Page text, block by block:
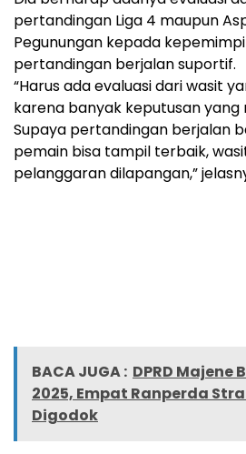
pertandingan Liga 4 maupun
Pegunungan kepada
pertandingan berjalan suportif.
“Harus ada evaluasi dari wasit
karena banyak keputusan yang
Supaya pertandingan berjalan
pemain bisa tampil terbaik,
pelanggaran dilapangan,”
BACA JUGA : DPRD Majene
2025, Empat Ranperda
Digodok